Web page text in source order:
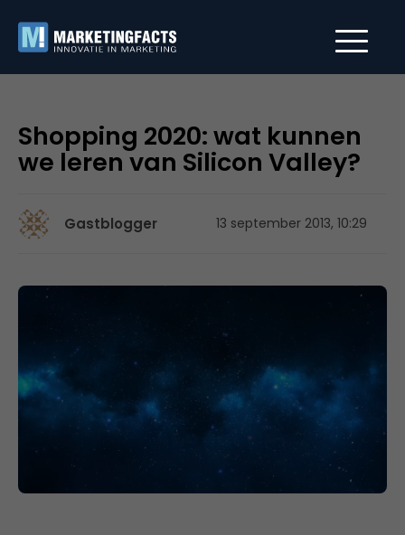
Shopping 2020: wat kunnen
we leren van Silicon Valley?
Gastblogger 13 september 2013, 10:29